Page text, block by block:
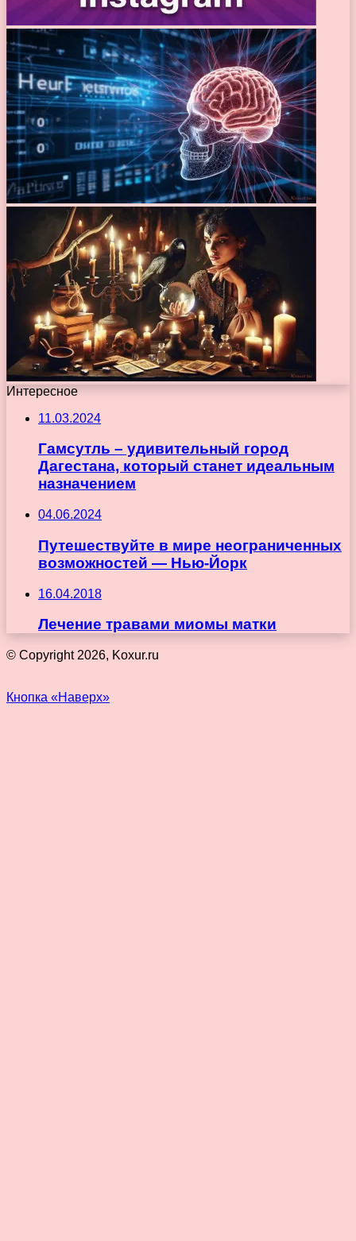
Интересное
11.03.2024
Гамсутль – удивительный город
Дагестана, который станет идеальным
назначением
04.06.2024
Путешествуйте в мире неограниченных
возможностей — Нью-Йорк
16.04.2018
Лечение травами миомы матки
© Copyright 2026, Koxur.ru
Кнопка «Наверх»